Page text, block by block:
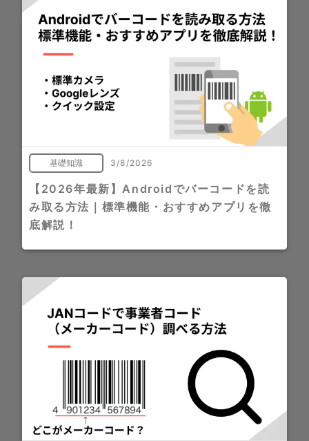
基礎知識 3/8/2026
【2026年最新】Androidでバーコードを読
み取る方法｜標準機能・おすすめアプリを徹
底解説！